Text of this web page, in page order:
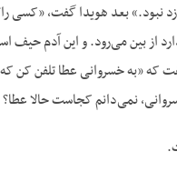
نبود.» بعد هویدا گفت، «کسی
از بین می‌رود. و این آدم حیف
که «به خسروانی عطا تلفن کن که
نمی‌دانم کجاست حالا عطا؟